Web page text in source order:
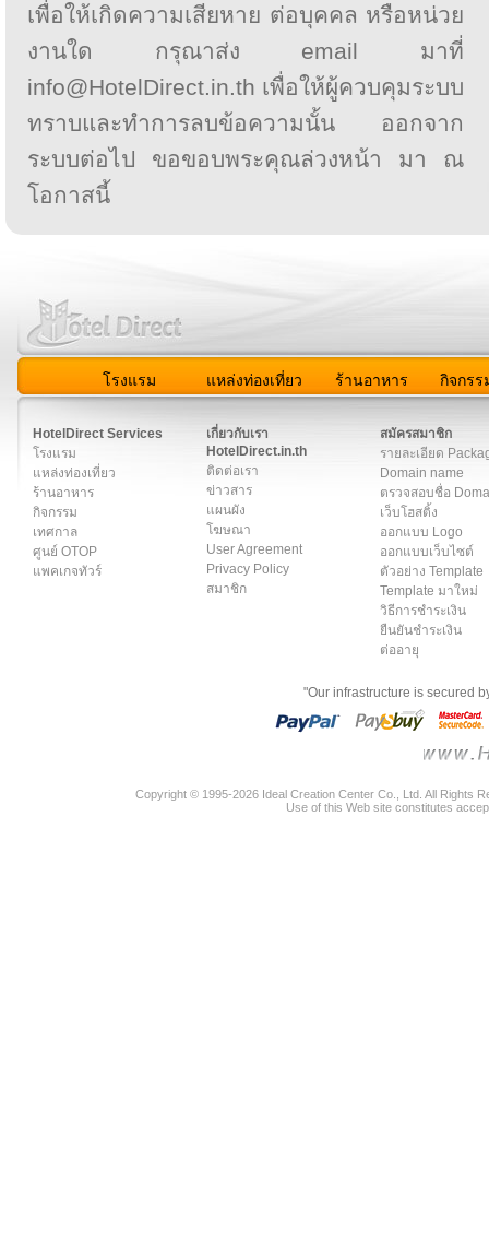
เพื่อให้เกิดความเสียหาย ต่อบุคคล หรือหน่วย
งานใด กรุณาส่ง email มาที่
info@HotelDirect.in.th เพื่อให้ผู้ควบคุมระบบ
ทราบและทำการลบข้อความนั้น ออกจาก
ระบบต่อไป ขอขอบพระคุณล่วงหน้า มา ณ
โอกาสนี้
โรงแรม แหล่งท่องเที่ยว ร้านอาหาร กิจกรร
HotelDirect Services
โรงแรม
แหล่งท่องเที่ยว
ร้านอาหาร
กิจกรรม
เทศกาล
ศูนย์ OTOP
แพคเกจทัวร์
เกี่ยวกับเรา
HotelDirect.in.th
ติดต่อเรา
ข่าวสาร
แผนผัง
โฆษณา
User Agreement
Privacy Policy
สมาชิก
สมัครสมาชิก
รายละเอียด
Domain name
ตรวจสอบชื่อ
เว็บโฮสติ้ง
ออกแบบ Logo
ออกแบบเว็บไซต์
ตัวอย่าง Template
Template มาใหม่
วิธีการชำระเงิน
ยืนยันชำระเงิน
ต่ออายุ
"Our infrastructure is secured
Copyright © 1995-2026 Ideal Creation Center Co., Ltd. All Rights
Use of this Web site constitutes